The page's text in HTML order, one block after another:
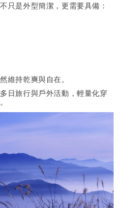
只是外型簡潔，更需要具備：
維持乾爽與自在。
日旅行與戶外活動，輕量化穿